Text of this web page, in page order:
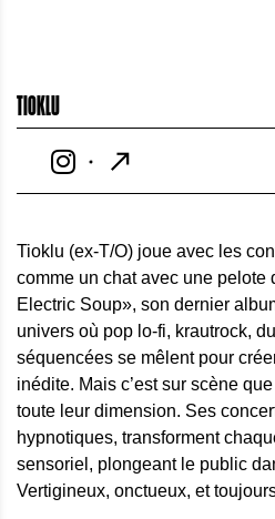
TIOKLU
Tioklu (ex-T/O) joue avec les
comme un chat avec une pelote
Electric Soup», son dernier
univers où pop lo-fi, krautrock,
séquencées se mêlent pour
inédite. Mais c’est sur scène
toute leur dimension. Ses
hypnotiques, transforment
sensoriel, plongeant le public
Vertigineux, onctueux, et